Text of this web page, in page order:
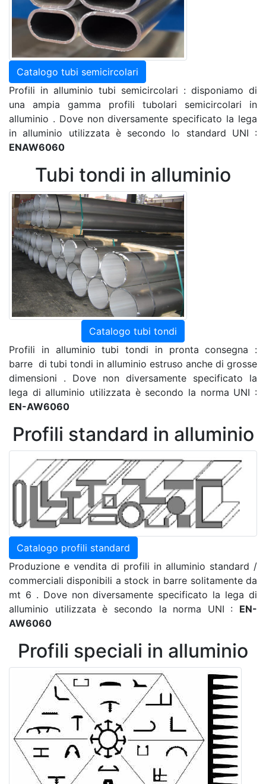
Catalogo tubi semicircolari
Profili in alluminio tubi semicircolari : disponiamo di
una ampia gamma profili tubolari semicircolari in
alluminio . Dove non diversamente specificato la lega
in alluminio utilizzata è secondo lo standard UNI :
ENAW6060
Tubi tondi in alluminio
Catalogo tubi tondi
Profili in alluminio tubi tondi in pronta consegna :
barre di tubi tondi in alluminio estruso anche di grosse
dimensioni . Dove non diversamente specificato la
lega di alluminio utilizzata è secondo la norma UNI :
EN-AW6060
Profili standard in alluminio
Catalogo profili standard
Produzione e vendita di profili in alluminio standard /
commerciali disponibili a stock in barre solitamente da
mt 6 . Dove non diversamente specificato la lega di
alluminio utilizzata è secondo la norma UNI : EN-
AW6060
Profili speciali in alluminio